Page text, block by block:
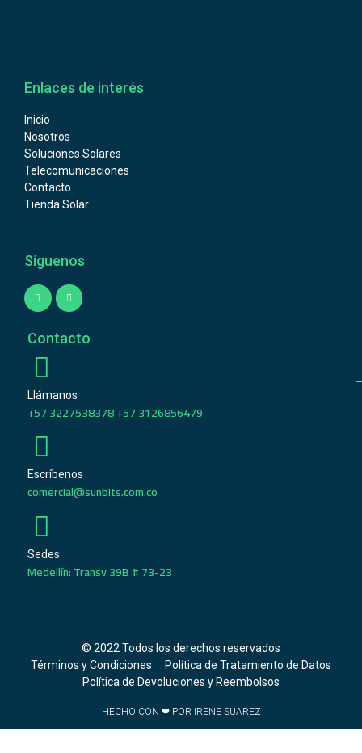
Enlaces de interés
Inicio
Nosotros
Soluciones Solares
Telecomunicaciones
Contacto
Tienda Solar
Síguenos
Contacto
Llámanos
+57 3227538378 +57 3126856479
Escríbenos
comercial@sunbits.com.co
Sedes
Medellín: Transv 39B # 73-23
© 2022 Todos los derechos reservados
Términos y Condiciones
Política de Tratamiento de Datos
Política de Devoluciones y Reembolsos
HECHO CON ❤ POR IRENE SUAREZ